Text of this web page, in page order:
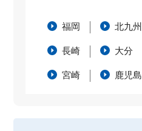
福岡 北九州
長崎 大分
宮崎 鹿児島